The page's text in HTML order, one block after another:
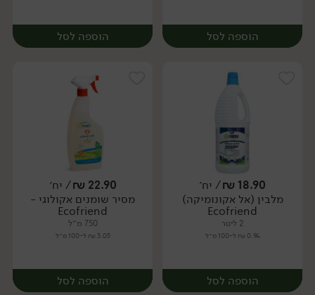
הוספה לסל
יח׳
הוספה לסל
יח׳
18.90
₪/ יח׳
מלבין (אל אקונומיקה)
Ecofriend
2 ליטר
0.94 ₪ ל-100 מ״ל
הוספה לסל
22.90
₪/ יח׳
מסיר שומנים אקולוגי -
Ecofriend
750 מ״ל
3.05 ₪ ל-100 מ״ל
הוספה לסל